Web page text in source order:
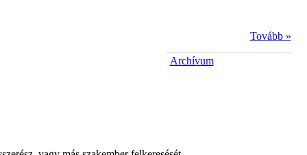
Tovább »
Archívum